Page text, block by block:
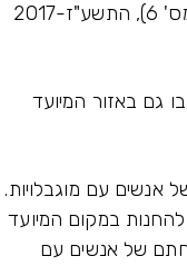
מליאת הכנסת אישרה בקריאה שנייה ושלישית את הצעת חוק חניה לנכים (תיקון מס' 6), התשע"ז-2017
התשנ"ד-1993, להחנות את רכבו גם באזור המיועד
עם מוגבלויות.
במקום המיועד
של אנשים עם